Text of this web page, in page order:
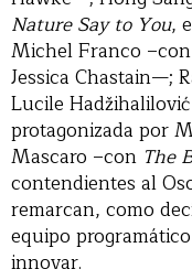
Nature Say to You,
Michel Franco –con
Jessica Chastain—;
Lucile
protagonizada por
Mascaro –con The
contendientes al
remarcan, como
equipo
innovar.